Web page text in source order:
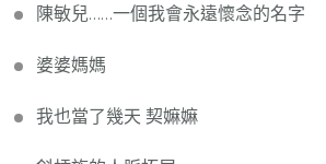
陳敏兒……一個我會永遠懷念的名字
婆婆媽媽
我也當了幾天 契嫲嫲